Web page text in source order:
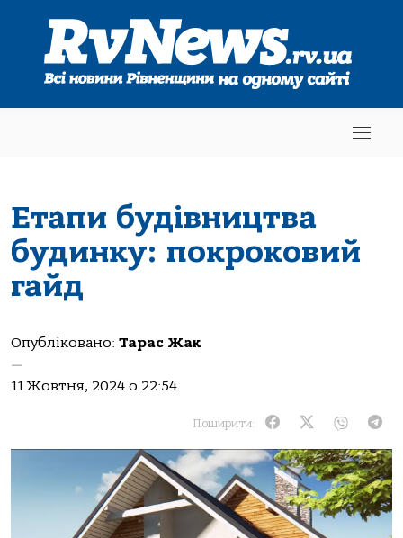
Етапи будівництва
будинку: покроковий
гайд
Опубліковано: Тарас Жак
—
11 Жовтня, 2024 о 22:54
Поширити: